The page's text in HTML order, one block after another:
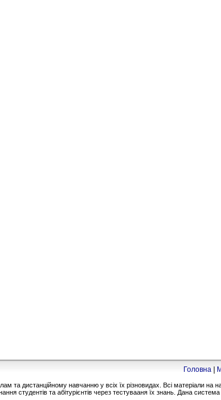
Головна
та дистанційному навчанню у всіх їх різновидах. Всі матеріали
студентів та абітурієнтів через тестувааня їх знань. Дана